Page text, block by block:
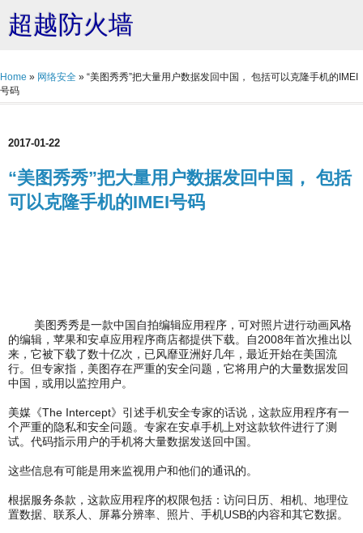
超越防火墙
Home » 网络安全 » “美图秀秀”把大量用户数据发回中国， 包括可以克隆手机的IMEI
号码
2017-01-22
“美图秀秀”把大量用户数据发回中国， 包括
可以克隆手机的IMEI号码
美图秀秀是一款中国自拍编辑应用程序，可对照片进行动画风格
的编辑，苹果和安卓应用程序商店都提供下载。自2008年首次推出以
来，它被下载了数十亿次，已风靡亚洲好几年，最近开始在美国流
行。但专家指，美图存在严重的安全问题，它将用户的大量数据发回
中国，或用以监控用户。
美媒《The Intercept》引述手机安全专家的话说，这款应用程序有一
个严重的隐私和安全问题。专家在安卓手机上对这款软件进行了测
试。代码指示用户的手机将大量数据发送回中国。
这些信息有可能是用来监视用户和他们的通讯的。
根据服务条款，这款应用程序的权限包括：访问日历、相机、地理位
置数据、联系人、屏幕分辨率、照片、手机USB的内容和其它数据。